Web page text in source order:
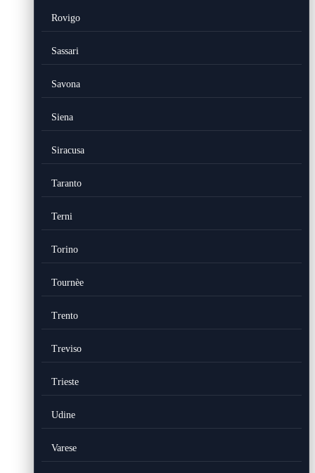
Rovigo
Sassari
Savona
Siena
Siracusa
Taranto
Terni
Torino
Tournèe
Trento
Treviso
Trieste
Udine
Varese